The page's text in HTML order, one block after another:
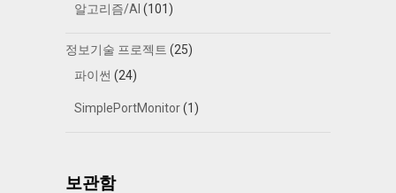
알고리즘/AI (101)
정보기술 프로젝트 (25)
파이썬 (24)
SimplePortMonitor(1)
보관함